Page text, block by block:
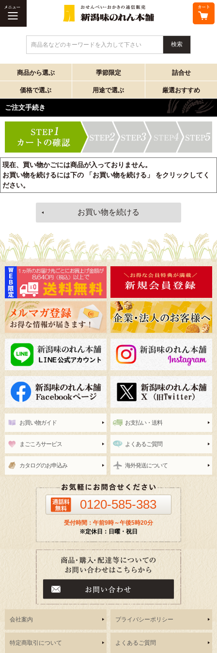
商品名などのキーワードを入力して下さい
商品から選ぶ 季節限定 詰合せ
価格で選ぶ 用途で選ぶ 厳選おすすめ
ご注文手続き
現在、買い物かごには商品が入っておりません。
お買い物を続けるには下の 「お買い物を続ける」 をクリックしてく
ださい。
お買い物ガイド お支払い・送料
まごころサービス よくあるご質問
カタログのお申込み 海外発送について
0120-585-383
受付時間：午前9時～午後5時20分
※定休日：日曜・祝日
会社案内 プライバシーポリシー
特定商取引について よくあるご質問